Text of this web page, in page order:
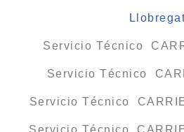
Servicio Técnico
Servicio Técnico
Servicio Técnico
Servicio Técnico